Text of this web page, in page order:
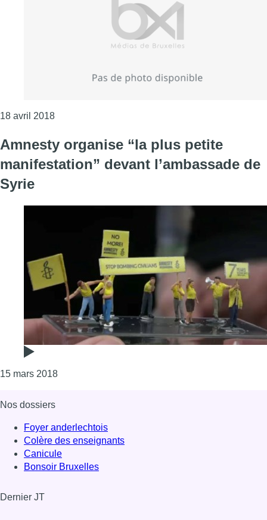
18 avril 2018Consulter l'article "Trois sociétés belges ont
Amnesty organise “la plus petite
manifestation” devant l’ambassade de
Syrie
15 mars 2018Consulter l'article "Amnesty organise “la plus
Nos dossiers
Foyer anderlechtois
Colère des enseignants
Canicule
Bonsoir Bruxelles
Dernier JT